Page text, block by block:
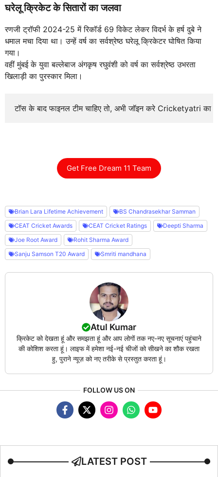
घरेलू क्रिकेट के सितारों का जलवा
रणजी ट्रॉफी 2024-25 में रिकॉर्ड 69 विकेट लेकर विदर्भ के हर्ष दुबे ने
धमाल मचा दिया था। उन्हें वर्ष का सर्वश्रेष्ठ घरेलू क्रिकेटर घोषित किया
गया।
वहीं मुंबई के युवा बल्लेबाज अंगकृष रघुवंशी को वर्ष का सर्वश्रेष्ठ उभरता
खिलाड़ी का पुरस्कार मिला।
टॉस के बाद फाइनल टीम चाहिए तो, अभी जॉइन करे Cricketyatri
Get Free Dream 11 Team
Brian Lara Lifetime Achievement
BS Chandrasekhar Samman
CEAT Cricket Awards
CEAT Cricket Ratings
Deepti Sharma
Joe Root Award
Rohit Sharma Award
Sanju Samson T20 Award
Smriti mandhana
Atul Kumar
क्रिकेट को देखता हूं और समझता हूं और आप लोगों तक नए-नए सूचनाएं पहुंचाने
की कोशिश करता हूं। लाइफ में हमेशा नई-नई चीजों को सीखने का शौक रखता
हु, पुराने न्यूज़ को नए तरीके से प्रस्तुत करता हूं।
FOLLOW US ON
LATEST POST